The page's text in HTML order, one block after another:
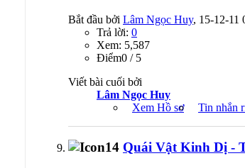
Bắt đầu bởi Lâm Ngọc Huy, 15-12-11
Trả lời: 0
Xem: 5,587
Ðiểm0 / 5
Viết bài cuối bởi
Lâm Ngọc Huy
Xem Hồ sơ
Tin nhắn
Quái Vật Kinh Dị -